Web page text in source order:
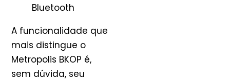
Bluetooth
A funcionalidade que
mais distingue o
Metropolis BKOP é,
sem dúvida, seu